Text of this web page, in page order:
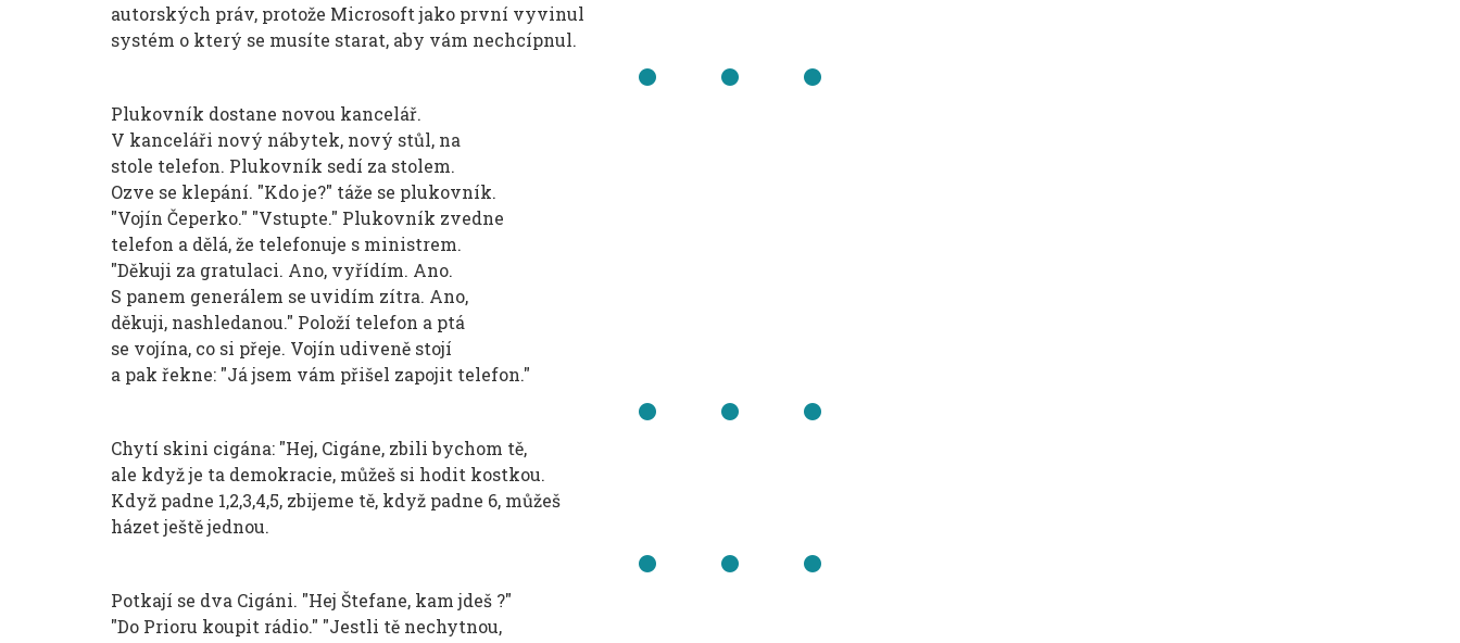
autorských práv, protože Microsoft jako první vyvinul
systém o který se musíte starat, aby vám nechcípnul.
Plukovník dostane novou kancelář.
V kanceláři nový nábytek, nový stůl, na
stole telefon. Plukovník sedí za stolem.
Ozve se klepání. "Kdo je?" táže se plukovník.
"Vojín Čeperko." "Vstupte." Plukovník zvedne
telefon a dělá, že telefonuje s ministrem.
"Děkuji za gratulaci. Ano, vyřídím. Ano.
S panem generálem se uvidím zítra. Ano,
děkuji, nashledanou." Položí telefon a ptá
se vojína, co si přeje. Vojín udiveně stojí
a pak řekne: "Já jsem vám přišel zapojit telefon."
Chytí skini cigána: "Hej, Cigáne, zbili bychom tě,
ale když je ta demokracie, můžeš si hodit kostkou.
Když padne 1,2,3,4,5, zbijeme tě, když padne 6, můžeš
házet ještě jednou.
Potkají se dva Cigáni. "Hej Štefane, kam jdeš ?"
"Do Prioru koupit rádio." "Jestli tě nechytnou,